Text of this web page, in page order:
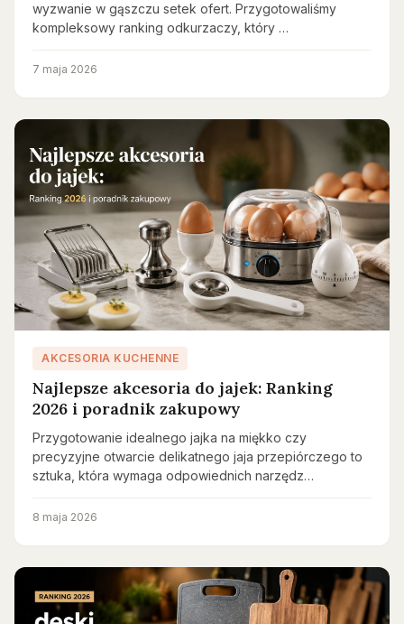
wyzwanie w gąszczu setek ofert. Przygotowaliśmy
kompleksowy ranking odkurzaczy, który …
7 maja 2026
AKCESORIA KUCHENNE
Najlepsze akcesoria do jajek: Ranking
2026 i poradnik zakupowy
Przygotowanie idealnego jajka na miękko czy
precyzyjne otwarcie delikatnego jaja przepiórczego to
sztuka, która wymaga odpowiednich narzędz…
8 maja 2026